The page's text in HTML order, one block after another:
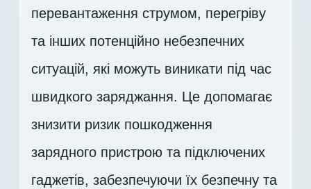
перевантаження струмом, перегріву
та інших потенційно небезпечних
ситуацій, які можуть виникати під час
швидкого заряджання. Це допомагає
знизити ризик пошкодження
зарядного пристрою та підключених
гаджетів, забезпечуючи їх безпечну та